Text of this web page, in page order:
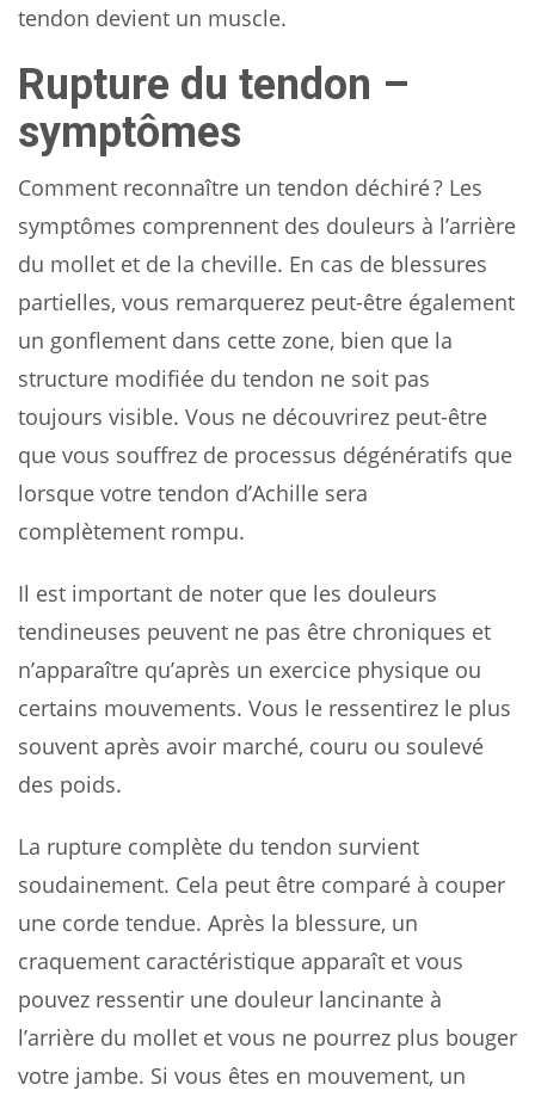
tendon devient un muscle.
Rupture du tendon –
symptômes
Comment reconnaître un tendon déchiré ? Les
symptômes comprennent des douleurs à l’arrière
du mollet et de la cheville. En cas de blessures
partielles, vous remarquerez peut-être également
un gonflement dans cette zone, bien que la
structure modifiée du tendon ne soit pas
toujours visible. Vous ne découvrirez peut-être
que vous souffrez de processus dégénératifs que
lorsque votre tendon d’Achille sera
complètement rompu.
Il est important de noter que les douleurs
tendineuses peuvent ne pas être chroniques et
n’apparaître qu’après un exercice physique ou
certains mouvements. Vous le ressentirez le plus
souvent après avoir marché, couru ou soulevé
des poids.
La rupture complète du tendon survient
soudainement. Cela peut être comparé à couper
une corde tendue. Après la blessure, un
craquement caractéristique apparaît et vous
pouvez ressentir une douleur lancinante à
l’arrière du mollet et vous ne pourrez plus bouger
votre jambe. Si vous êtes en mouvement, un